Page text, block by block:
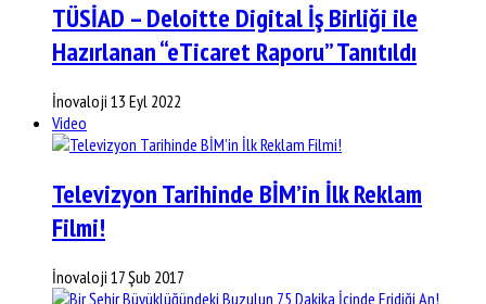
TÜSİAD – Deloitte Digital İş Birliği ile
Hazırlanan “eTicaret Raporu” Tanıtıldı
İnovaloji 13 Eyl 2022
Video
Televizyon Tarihinde BİM’in İlk Reklam
Filmi!
İnovaloji 17 Şub 2017